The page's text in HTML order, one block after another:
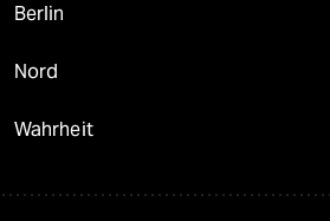
Berlin
Nord
Wahrheit